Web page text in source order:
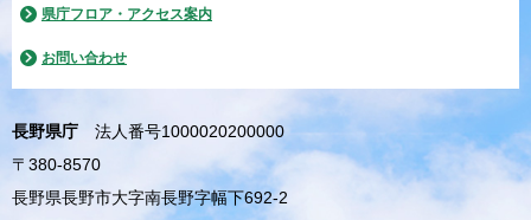
県庁フロア・アクセス案内
お問い合わせ
長野県庁
法人番号1000020200000
〒380-8570
長野県長野市大字南長野字幅下692-2